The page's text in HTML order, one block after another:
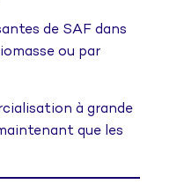
de SAF dans
ou par
à grande
que les